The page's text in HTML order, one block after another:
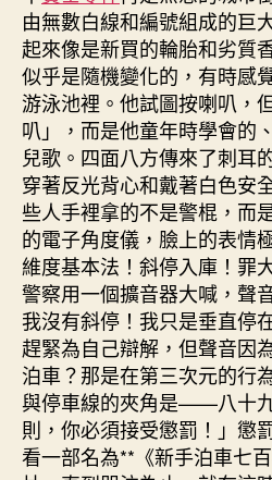
由無數白線和編號組成的巨
起來像是新買的輪胎和劣質
似乎是隨機變化的，有時感
游泳池裡。他試圖按喇叭，
叭」，而是他童年時學會的
兒歌。四面八方傳來了刺耳
穿著反光背心和戴著白色安
些人手裡拿的不是警棍，而
的電子角度儀，臉上的表情
維度基本法！斜停入庫！罪
警察用一個擴音器大喊，聲
我沒有斜停！我只是垂直停
趕緊為自己辯解，但聲音因
泊車？那是在第三次元的行
與停車線的夾角是——八十
則，你必須接受懲罰！」懲
看一部名為**《新手泊車七